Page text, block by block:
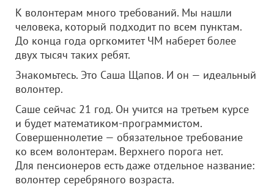
К волонтерам много требований. Мы нашли
человека, который подходит по всем пунктам.
До конца года оргкомитет ЧМ наберет более
двух тысяч таких ребят.
Знакомьтесь. Это Саша Щапов. И он — идеальный
волонтер.
Саше сейчас 21 год. Он учится на третьем курсе
и будет математиком-программистом.
Совершеннолетие — обязательное требование
ко всем волонтерам. Верхнего порога нет.
Для пенсионеров есть даже отдельное название:
волонтер серебряного возраста.